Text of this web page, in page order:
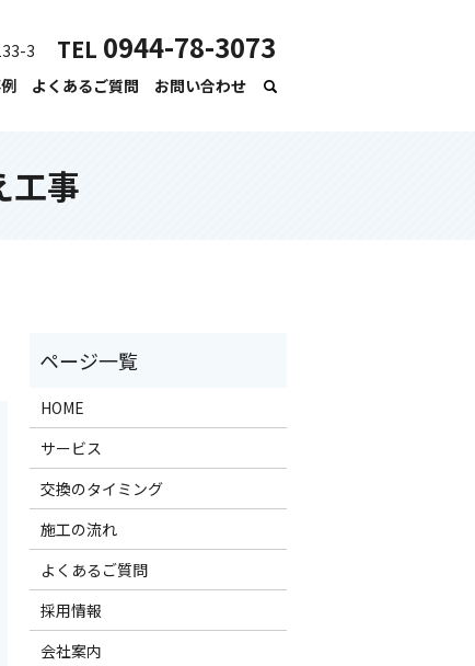
よくあるご質問 お問い合わせ
3 TEL 0944-78-3073
工事
HOME
サービス
交換のタイミング
施工の流れ
よくあるご質問
採用情報
会社案内